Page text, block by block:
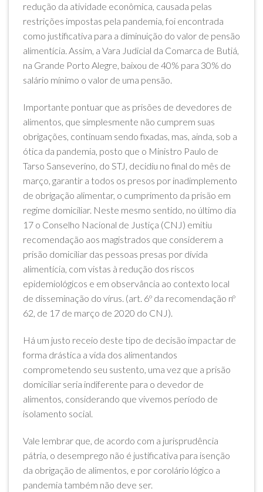
redução da atividade econômica, causada pelas
restrições impostas pela pandemia, foi encontrada
como justificativa para a diminuição do valor de pensão
alimentícia. Assim, a Vara Judicial da Comarca de Butiá,
na Grande Porto Alegre, baixou de 40% para 30% do
salário mínimo o valor de uma pensão.
Importante pontuar que as prisões de devedores de
alimentos, que simplesmente não cumprem suas
obrigações, continuam sendo fixadas, mas, ainda, sob a
ótica da pandemia, posto que o Ministro Paulo de
Tarso Sanseverino, do STJ, decidiu no final do mês de
março, garantir a todos os presos por inadimplemento
de obrigação alimentar, o cumprimento da prisão em
regime domiciliar. Neste mesmo sentido, no último dia
17 o Conselho Nacional de Justiça (CNJ) emitiu
recomendação aos magistrados que considerem a
prisão domiciliar das pessoas presas por dívida
alimentícia, com vistas à redução dos riscos
epidemiológicos e em observância ao contexto local
de disseminação do vírus. (art. 6º da recomendação nº
62, de 17 de março de 2020 do CNJ).
Há um justo receio deste tipo de decisão impactar de
forma drástica a vida dos alimentandos
comprometendo seu sustento, uma vez que a prisão
domiciliar seria indiferente para o devedor de
alimentos, considerando que vivemos período de
isolamento social.
Vale lembrar que, de acordo com a jurisprudência
pátria, o desemprego não é justificativa para isenção
da obrigação de alimentos, e por corolário lógico a
pandemia também não deve ser.